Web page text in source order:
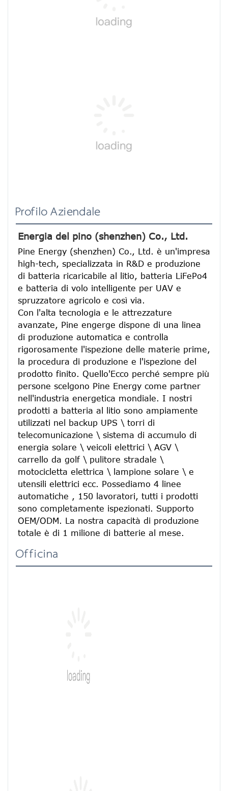
Profilo Aziendale
Energia del pino (shenzhen) Co., Ltd.
Pine Energy (shenzhen) Co., Ltd. è un'impresa
high-tech, specializzata in R&D e produzione
di batteria ricaricabile al litio, batteria LiFePo4
e batteria di volo intelligente per UAV e
spruzzatore agricolo e così via.
Con l'alta tecnologia e le attrezzature
avanzate, Pine engerge dispone di una linea
di produzione automatica e controlla
rigorosamente l'ispezione delle materie prime,
la procedura di produzione e l'ispezione del
prodotto finito. Quello'Ecco perché sempre più
persone scelgono Pine Energy come partner
nell'industria energetica mondiale. I nostri
prodotti a batteria al litio sono ampiamente
utilizzati nel backup UPS \ torri di
telecomunicazione \ sistema di accumulo di
energia solare \ veicoli elettrici \ AGV \
carrello da golf \ pulitore stradale \
motocicletta elettrica \ lampione solare \ e
utensili elettrici ecc. Possediamo 4 linee
automatiche , 150 lavoratori, tutti i prodotti
sono completamente ispezionati. Supporto
OEM/ODM. La nostra capacità di produzione
totale è di 1 milione di batterie al mese.
Officina